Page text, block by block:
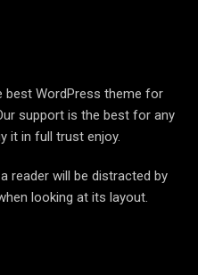
best WordPress theme for
support is the best for any
it in full trust enjoy.
reader will be distracted by
looking at its layout.